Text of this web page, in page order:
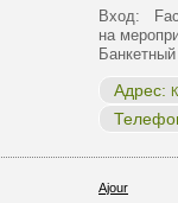
Вход:
на
Адрес:
Ajour